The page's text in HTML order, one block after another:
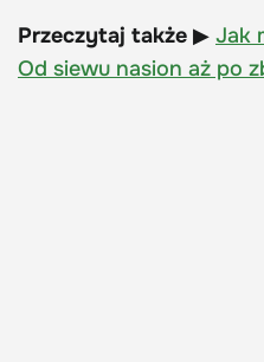
Przeczytaj także ▶ Jak
Od siewu nasion aż po